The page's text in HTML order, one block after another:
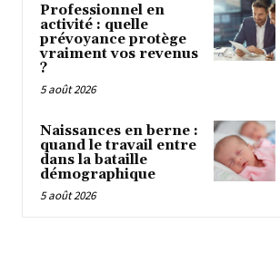
Professionnel en
activité : quelle
prévoyance protège
vraiment vos revenus
?
5 août 2026
Naissances en berne :
quand le travail entre
dans la bataille
démographique
5 août 2026